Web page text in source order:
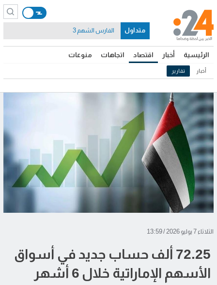
الرئيسية أخبار اقتصاد
أخبار تقارير
اتجاهات منوعات
متداول الفارس الشهم 3
الثلاثاء 7 يوليو 2026 / 13:59
72.25 ألف حساب جديد في أسواق
الأسهم الإماراتية خلال 6 أشهر